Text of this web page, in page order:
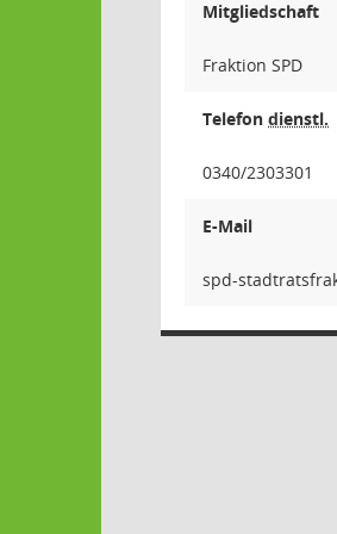
Mitgliedschaft
Fraktion SPD
Telefon dienstl.
0340/2303301
E-Mail